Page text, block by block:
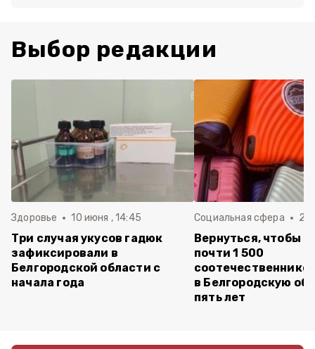
Выбор редакции
Здоровье 10 июня , 14:45
Три случая укусов гадюк
зафиксировали в
Белгородской области с
начала года
Социальная сфера 20
Вернуться, чтобы
почти 1 500
в Белгородскую
пять лет